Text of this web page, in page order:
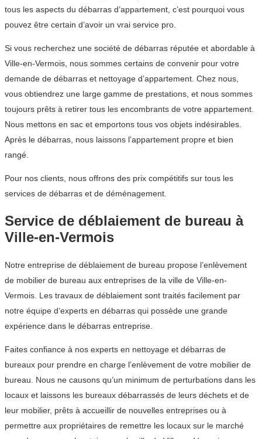
tous les aspects du débarras d’appartement, c’est pourquoi vous
pouvez être certain d’avoir un vrai service pro.
Si vous recherchez une société de débarras réputée et abordable à
Ville-en-Vermois, nous sommes certains de convenir pour votre
demande de débarras et nettoyage d’appartement. Chez nous,
vous obtiendrez une large gamme de prestations, et nous sommes
toujours prêts à retirer tous les encombrants de votre appartement.
Nous mettons en sac et emportons tous vos objets indésirables.
Après le débarras, nous laissons l’appartement propre et bien
rangé.
Pour nos clients, nous offrons des prix compétitifs sur tous les
services de débarras et de déménagement.
Service de déblaiement de bureau à
Ville-en-Vermois
Notre entreprise de déblaiement de bureau propose l’enlèvement
de mobilier de bureau aux entreprises de la ville de Ville-en-
Vermois. Les travaux de déblaiement sont traités facilement par
notre équipe d’experts en débarras qui possède une grande
expérience dans le débarras entreprise.
Faites confiance à nos experts en nettoyage et débarras de
bureaux pour prendre en charge l’enlèvement de votre mobilier de
bureau. Nous ne causons qu’un minimum de perturbations dans les
locaux et laissons les bureaux débarrassés de leurs déchets et de
leur mobilier, prêts à accueillir de nouvelles entreprises ou à
permettre aux propriétaires de remettre les locaux sur le marché